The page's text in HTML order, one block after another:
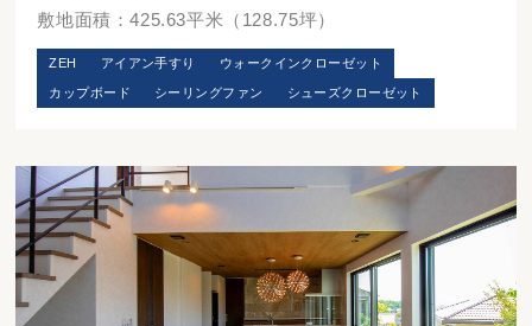
敷地面積：425.63平米（128.75坪）
ZEH アイアン手すり ウォークインクローゼット
カップボード シーリングファン シューズクローゼット